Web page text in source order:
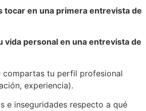
tocar en una primera entrevista de
vida personal en una entrevista de
compartas tu perfil profesional
experiencia).
e inseguridades respecto a qué